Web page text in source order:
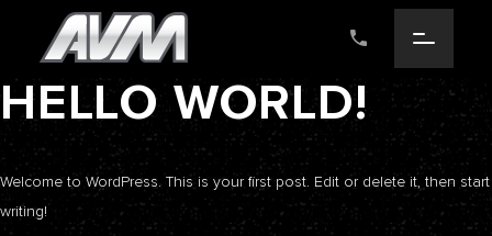
HELLO WORLD!
Welcome to WordPress. This is your first post. Edit or delete it, then start
writing!